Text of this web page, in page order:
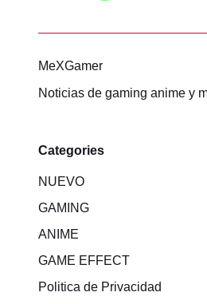
MeXGamer
Noticias de gaming anime y
Categories
NUEVO
GAMING
ANIME
GAME EFFECT
Politica de Privacidad